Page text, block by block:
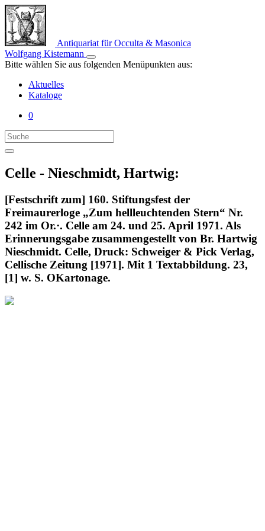
Antiquariat für Occulta & Masonica
Wolfgang Kistemann
Bitte wählen Sie aus folgenden Menüpunkten aus:
Aktuelles
Kataloge
0
Celle - Nieschmidt, Hartwig:
[Festschrift zum] 160. Stiftungsfest der
Freimaurerloge „Zum hellleuchtenden Stern“ Nr.
242 im Or.·. Celle am 24. und 25. April 1971. Als
Erinnerungsgabe zusammengestellt von Br. Hartwig
Nieschmidt. Celle, Druck: Schweiger & Pick Verlag,
Cellische Zeitung [1971]. Mit 1 Textabbildung. 23,
[1] w. S. OKartonage.